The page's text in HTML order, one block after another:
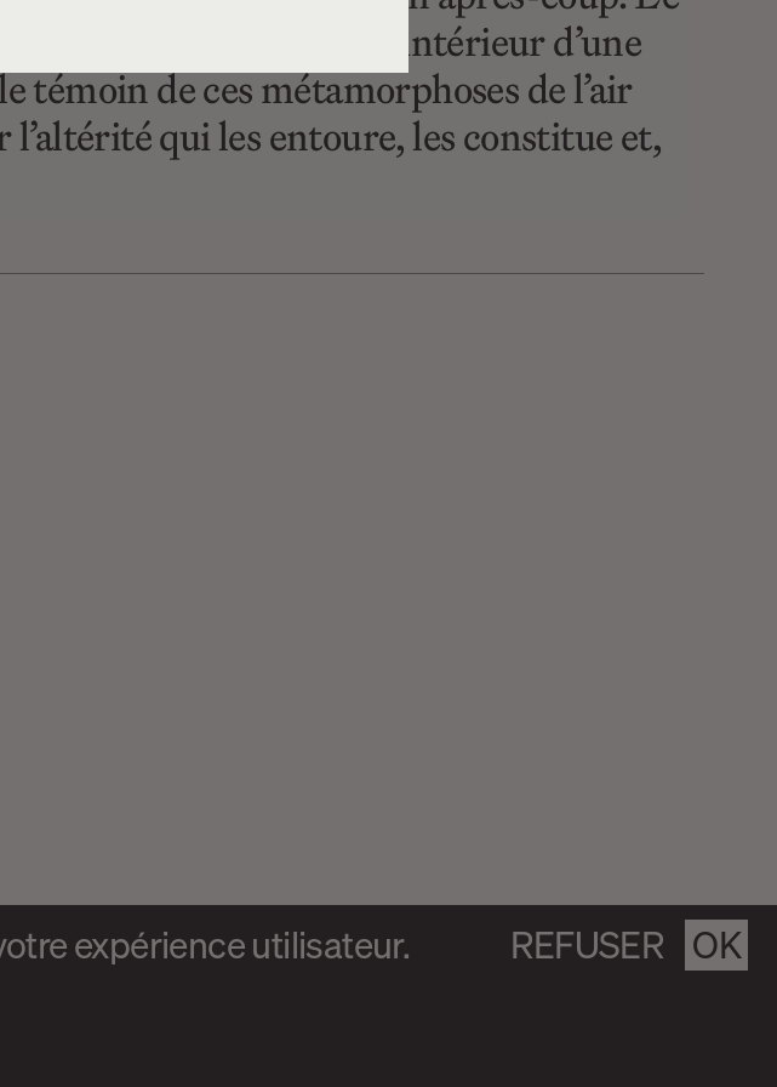
de jeu où s’exercer, à l’intérieur d’une
témoin de ces métamorphoses de l’air
qui les entoure, les constitue et,
expérience utilisateur.
OK
REFUSER